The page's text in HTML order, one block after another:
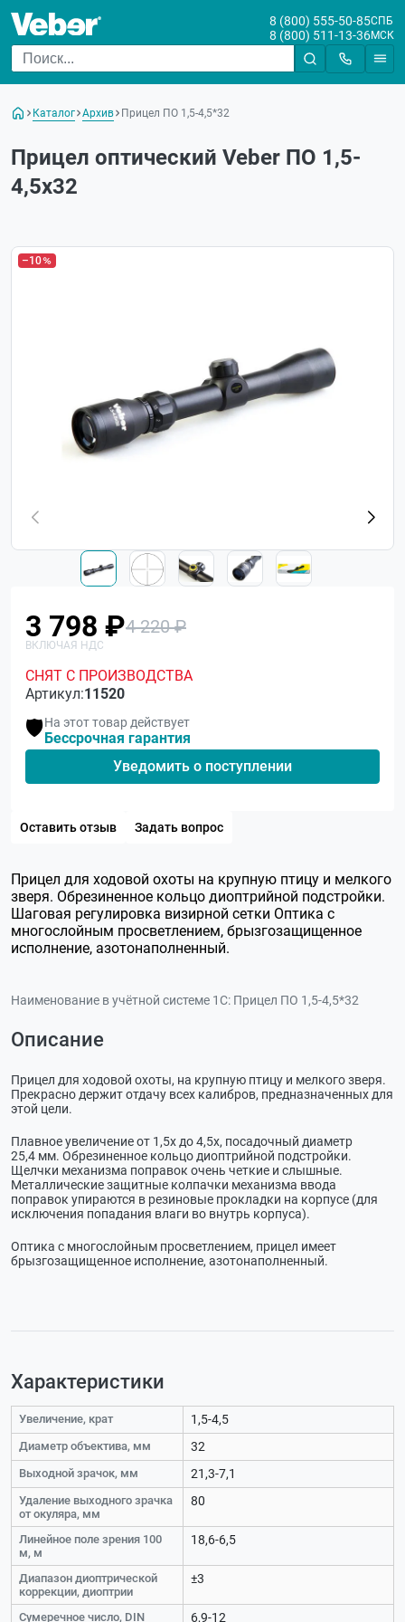
8 (800) 555-50-85СПБ
8 (800) 511-13-36МСК
Каталог Архив Прицел ПО 1,5-4,5*32
Прицел оптический Veber ПО 1,5-
4,5x32
–10
3 798 ₽4 220 ₽
СНЯТ С ПРОИЗВОДСТВА
Артикул:11520
🛡️На этот товар действует
Бессрочная гарантия
Уведомить о поступлении
Оставить отзыв Задать вопрос
Прицел для ходовой охоты на крупную птицу и мелкого
зверя. Обрезиненное кольцо диоптрийной подстройки.
Шаговая регулировка визирной сетки Оптика с
многослойным просветлением, брызгозащищенное
исполнение, азотонаполненный.
Наименование в учётной системе 1С: Прицел ПО 1,5-4,5*32
Описание
Прицел для ходовой охоты, на крупную птицу и мелкого зверя.
Прекрасно держит отдачу всех калибров, предназначенных для
этой цели.
Плавное увеличение от 1,5х до 4,5х, посадочный диаметр
25,4 мм. Обрезиненное кольцо диоптрийной подстройки.
Щелчки механизма поправок очень четкие и слышные.
Металлические защитные колпачки механизма ввода
поправок упираются в резиновые прокладки на корпусе (для
исключения попадания влаги во внутрь корпуса).
Оптика с многослойным просветлением, прицел имеет
брызгозащищенное исполнение, азотонаполненный.
Характеристики
Увеличение, крат 1,5-4,5
Диаметр объектива, мм 32
Выходной зрачок, мм 21,3-7,1
Удаление выходного зрачка
от окуляра, мм
80
Линейное поле зрения 100
м, м
18,6-6,5
Диапазон диоптрической
коррекции, диоптрии
±3
Сумеречное число, DIN 6,9-12